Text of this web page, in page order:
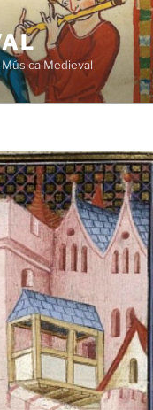
Medieval